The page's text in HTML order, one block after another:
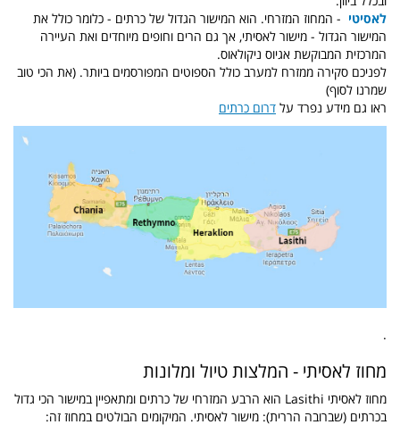
לאסיטי - המחוז המזרחי. הוא המישור הגדול של כרתים - כלומר כולל את
המישור הגדול - מישור לאסיתי, אך גם הרים וחופים מיוחדים ואת העיירה
המרכזית המבוקשת אגיוס ניקולאוס.
לפניכם סקירה ממזרח למערב כולל הספוטים המפורסמים ביותר. (את הכי טוב
שמרנו לסוף)
ראו גם מידע נפרד על דרום כרתים
.
מחוז לאסיתי - המלצות טיול ומלונות
מחוז לאסיתי Lasithi הוא הרבע המזרחי של כרתים ומתאפיין במישור הכי גדול
בכרתים (שברובה הררית): מישור לאסיתי. המיקומים הבולטים במחוז זה: